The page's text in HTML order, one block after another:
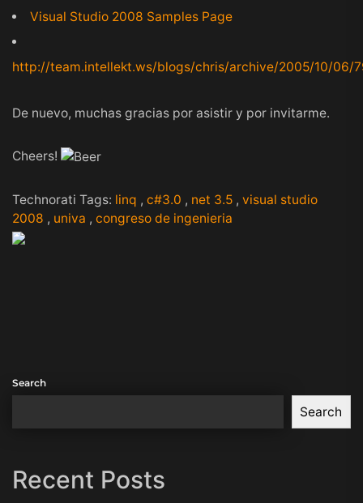
Visual Studio 2008 Samples Page
http://team.intellekt.ws/blogs/chris/archive/2005/10/06/
De nuevo, muchas gracias por asistir y por invitarme.
Cheers!
Technorati Tags: linq , c#3.0 , net 3.5 , visual studio
2008 , univa , congreso de ingenieria
Search
Search
Recent Posts